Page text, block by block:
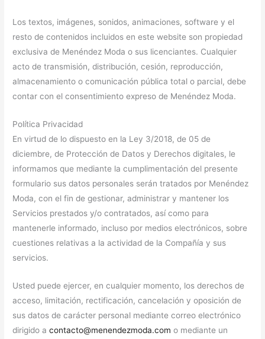
Los textos, imágenes, sonidos, animaciones, software y el
resto de contenidos incluidos en este website son propiedad
exclusiva de Menéndez Moda o sus licenciantes. Cualquier
acto de transmisión, distribución, cesión, reproducción,
almacenamiento o comunicación pública total o parcial, debe
contar con el consentimiento expreso de Menéndez Moda.
Política Privacidad
En virtud de lo dispuesto en la Ley 3/2018, de 05 de
diciembre, de Protección de Datos y Derechos digitales, le
informamos que mediante la cumplimentación del presente
formulario sus datos personales serán tratados por Menéndez
Moda, con el fin de gestionar, administrar y mantener los
Servicios prestados y/o contratados, así como para
mantenerle informado, incluso por medios electrónicos, sobre
cuestiones relativas a la actividad de la Compañía y sus
servicios.
Usted puede ejercer, en cualquier momento, los derechos de
acceso, limitación, rectificación, cancelación y oposición de
sus datos de carácter personal mediante correo electrónico
dirigido acontacto@menendezmoda.com o mediante un